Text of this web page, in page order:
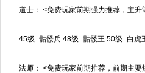
道士： <免费玩家前期强力推荐，主
45级=骷髅兵 48级=骷髅王 50级=白
法师： <免费玩家前期推荐，前期主